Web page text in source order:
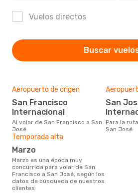
Vuelos directos
Buscar
Aeropuerto de origen
San Francisco
Internacional
Al volar de San Francisco a San
José
San José Mineta
Para la ruta de San Francisco a
San José
Temporada alta
marzo
marzo es una época muy
concurrida para volar de San
Francisco a San José, según los
datos de búsqueda de nuestros
clientes